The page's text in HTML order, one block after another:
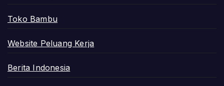
Toko Bambu
Website Peluang Kerja
Berita Indonesia